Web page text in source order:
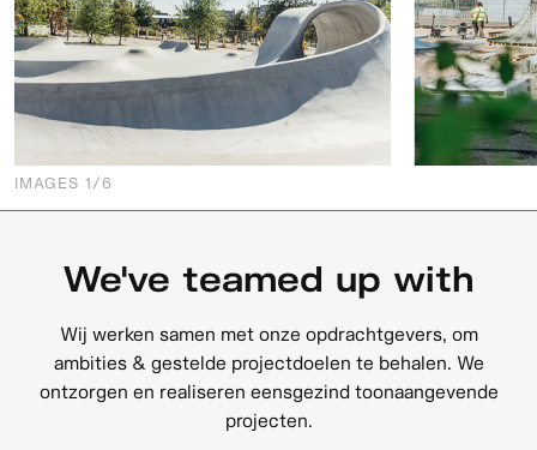
IMAGES 1 /6
We've teamed up with
Wij werken samen met onze opdrachtgevers, om
ambities & gestelde projectdoelen te behalen. We
ontzorgen en realiseren eensgezind toonaangevende
projecten.